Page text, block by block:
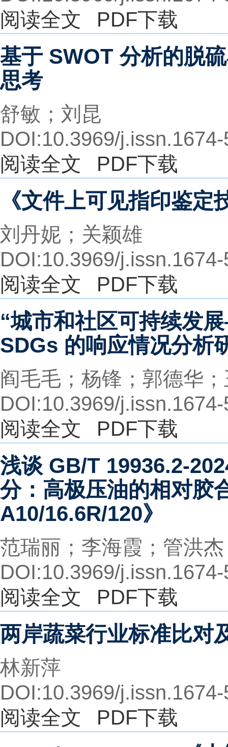
阅读全文
PDF下载
基于 SWOT 分析的脱
思考
舒敏；刘昆
DOI:10.3969/
阅读全文
PDF下载
《文件上可见指印鉴定
刘丹妮；关颖雄
DOI:10.3969/
阅读全文
PDF下载
“城市和社区可持续发
SDGs 的响应情况分析
阎毛毛；杨锋；郭德华
DOI:10.3969/
阅读全文
PDF下载
浅谈 GB/T 19936.2-
分：高极压油的相对胶
A10/16.6R/120》
范瑞丽；李海霞；管洪
DOI:10.3969/
阅读全文
PDF下载
两岸蔬菜行业标准比对
林新萍
DOI:10.3969/
阅读全文
PDF下载